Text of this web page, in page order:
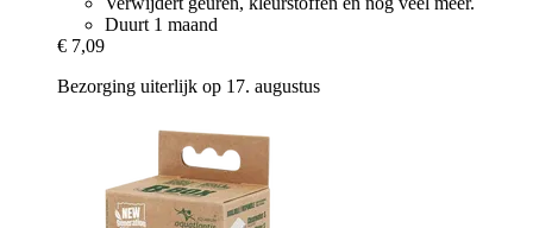
Duurt 1 maand
€ 7,09
Bezorging uiterlijk op 17. augustus